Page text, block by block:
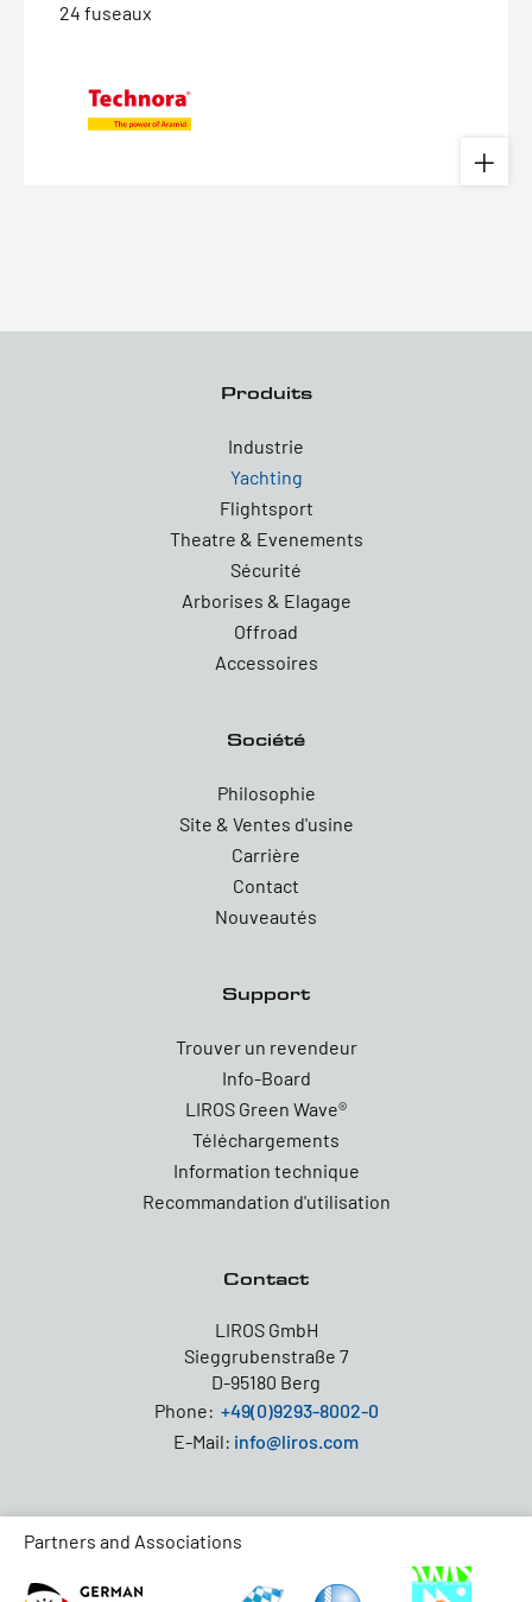
24 fuseaux
Produits
Industrie
Yachting
Flightsport
Theatre & Evenements
Sécurité
Arborises & Elagage
Offroad
Accessoires
Société
Philosophie
Site & Ventes d'usine
Carrière
Contact
Nouveautés
Support
Trouver un revendeur
Info-Board
LIROS Green Wave®
Téléchargements
Information technique
Recommandation d'utilisation
Contact
LIROS GmbH
Sieggrubenstraße 7
D-95180 Berg
Phone: +49(0)9293-8002-0
E-Mail: info@liros.com
Partners and Associations